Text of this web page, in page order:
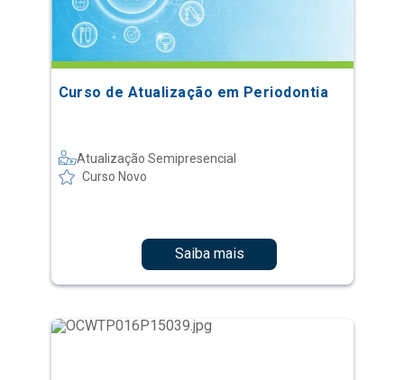
Curso de Atualização em Periodontia
Atualização Semipresencial
Curso Novo
Saiba mais